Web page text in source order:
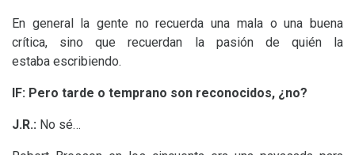
En general la gente no recuerda una mala o una buena
crítica, sino que recuerdan la pasión de quién la
estaba escribiendo.
lF: Pero tarde o temprano son reconocidos, ¿no?
J.R.: No sé…